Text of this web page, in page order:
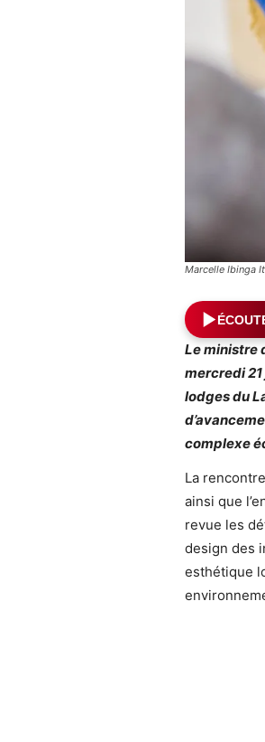
Marcelle Ibinga
Le ministre
mercredi
lodges du
complexe
La
ainsi que
revue les
design des
esthétique